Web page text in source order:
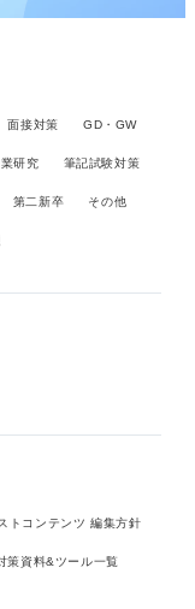
面接対策 GD・GW
研究 筆記試験対策
第二新卒 その他
トコンテンツ 編集方針
策資料&ツール一覧